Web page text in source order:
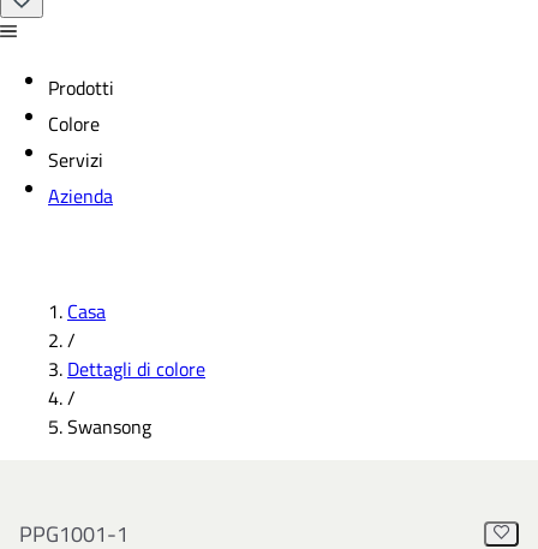
Prodotti
Colore
Servizi
Azienda
Casa
/
Dettagli di colore
/
Swansong
PPG1001-1